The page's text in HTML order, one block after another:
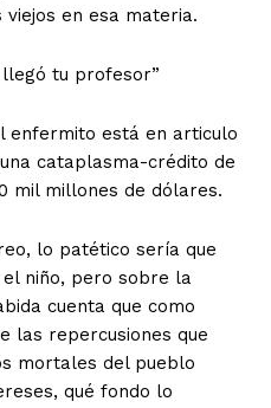
viejos en esa materia.
tu profesor”
enfermito está en articulo
cataplasma-crédito de
mil millones de dólares.
lo patético sería que
niño, pero sobre la
cuenta que como
las repercusiones que
mortales del pueblo
qué fondo lo